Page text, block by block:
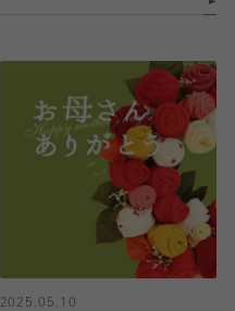
2025.05.10